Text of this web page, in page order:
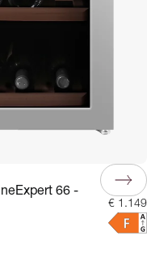
66 -
€ 1.149